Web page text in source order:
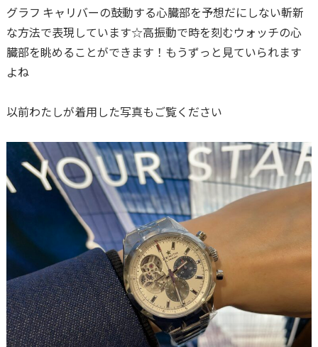
グラフ キャリバーの鼓動する心臓部を予想だにしない斬新
な方法で表現しています☆高振動で時を刻むウォッチの心
臓部を眺めることができます！もうずっと見ていられます
よね
以前わたしが着用した写真もご覧ください